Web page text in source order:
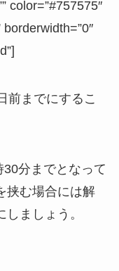
color=”#757575″
前までにするこ
分までとなって
挟む場合には解
ましょう。